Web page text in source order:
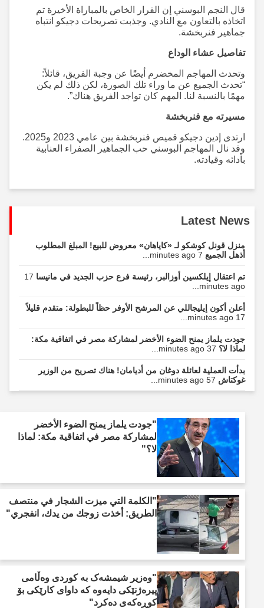
قال النجم البوسني إن القرار الخاص بالمباراة الأخيرة تم
اتخاذه بالتعاون مع النادي. وجذبت تصريحات دجيكو انتباه
جماهير فنربخشة.
تفاصيل عشاء الوداع
وتحدث المهاجم المخضرم أيضًا عن وجبة الفريق، قائلاً:
“تحدث الجميع عن ما وراء تلك الصورة، لكن ذلك لم يكن
مهمًا بالنسبة لنا. المهم كان تواجد الفريق هناك”.
مسيرته مع فنربخشة
ارتدى إدين دجيكو قميص فنربخشة بين عامي 2023 و2025.
وقد نال المهاجم البوسني حب الجماهير الصفراء العنابية
بأدائه وقيادته.
Latest News
منزل قونل كوشكو لـ «كاياهان» معروض للبيع! المبلغ المطلوب
أذهل الجميع7 minutes ago...
تم اعتقال إيلكسين أوزالبر، رئيسة فرع حزب الجديد في مانيسا17
minutes ago...
أعلن أكون إيليجاللي عن المرشح الأوفر حظاً للبطولة: متقدم قليلاً
جودت يلماز يمنح الضوء الأخضر لمشاركة مصر في اتفاقية مكة:
لماذا لا؟37 minutes ago...
بدأت العملية لعائلة دوغان من أديامان! هناك تصريح من الوزير
غوكتاش57 minutes ago...
"جودت يلماز يمنح الضوء الأخضر
لمشاركة مصر في اتفاقية مكة: لماذا
لا؟"
"الكلمة التي ميزت الشجار في منتصف
الطريق: أخذت زوجك من يدك، انفجري"
"وەزیر شیمشەک بە کوردی وەڵامی
پیرەژنێکی دایەوە کە داوای کارێکی بۆ
کوڕەکەی دەکرد"